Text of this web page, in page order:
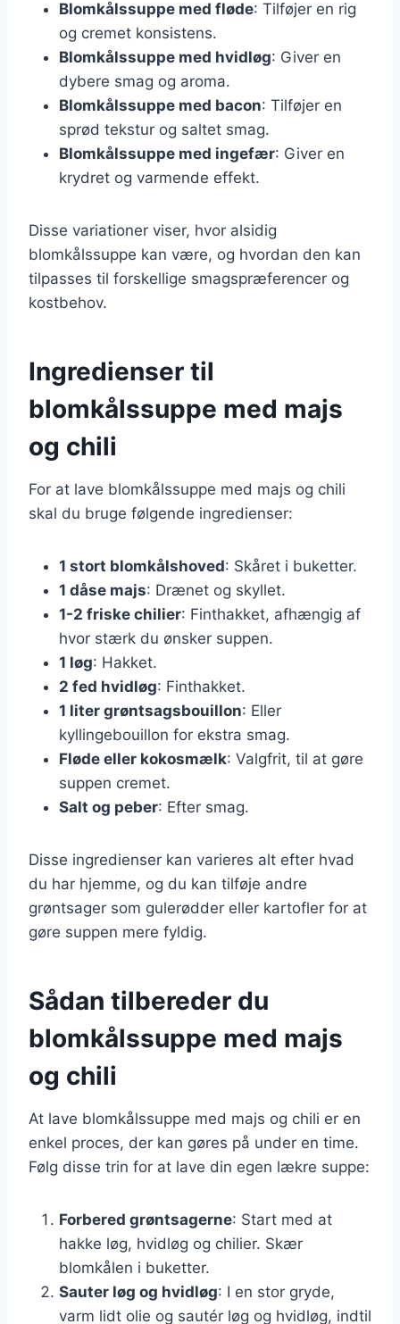
Blomkålssuppe med fløde: Tilføjer en rig
og cremet konsistens.
Blomkålssuppe med hvidløg: Giver en
dybere smag og aroma.
Blomkålssuppe med bacon: Tilføjer en
sprød tekstur og saltet smag.
Blomkålssuppe med ingefær: Giver en
krydret og varmende effekt.
Disse variationer viser, hvor alsidig
blomkålssuppe kan være, og hvordan den kan
tilpasses til forskellige smagspræferencer og
kostbehov.
Ingredienser til
blomkålssuppe med majs
og chili
For at lave blomkålssuppe med majs og chili
skal du bruge følgende ingredienser:
1 stort blomkålshoved: Skåret i buketter.
1 dåse majs: Drænet og skyllet.
1-2 friske chilier: Finthakket, afhængig af
hvor stærk du ønsker suppen.
1 løg: Hakket.
2 fed hvidløg: Finthakket.
1 liter grøntsagsbouillon: Eller
kyllingebouillon for ekstra smag.
Fløde eller kokosmælk: Valgfrit, til at gøre
suppen cremet.
Salt og peber: Efter smag.
Disse ingredienser kan varieres alt efter hvad
du har hjemme, og du kan tilføje andre
grøntsager som gulerødder eller kartofler for at
gøre suppen mere fyldig.
Sådan tilbereder du
blomkålssuppe med majs
og chili
At lave blomkålssuppe med majs og chili er en
enkel proces, der kan gøres på under en time.
Følg disse trin for at lave din egen lækre suppe:
Forbered grøntsagerne: Start med at
hakke løg, hvidløg og chilier. Skær
blomkålen i buketter.
Sauter løg og hvidløg: I en stor gryde,
varm lidt olie og sautér løg og hvidløg, indtil